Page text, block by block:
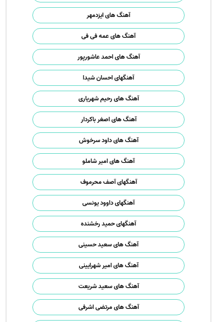
آهنگ های ایزدمهر
آهنگ های عمه فی فی
آهنگ های احمد عاشورپور
آهنگهای احسان شیدا
آهنگ های رحیم شهریاری
آهنگ های اصغر باکردار
آهنگ های داود سرخوش
آهنگ های امیر شاملو
آهنگهای آصف محرموف
آهنگهای داوود یونسی
آهنگهای حمید رخشنده
آهنگ های سعید حسینی
آهنگ های امیر شهرایینی
آهنگ های سعید شریعت
آهنگ های مرتضی اشرفی